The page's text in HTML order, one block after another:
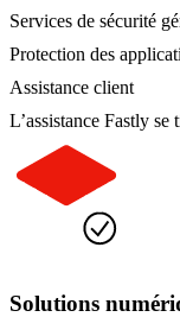
Services de sécurité
Protection des
Assistance client
L’assistance Fastly
Solutions